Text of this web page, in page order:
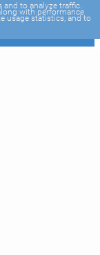
and to analyze traffic.
with performance
usage statistics, and to